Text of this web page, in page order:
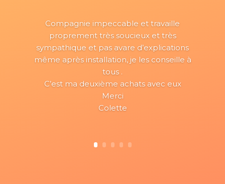
Compagnie impeccable et travaille
proprement très soucieux et très
sympathique et pas avare d’explications
même après installation, je les conseille à
tous .
C’est ma deuxième achats avec eux
Merci
Colette